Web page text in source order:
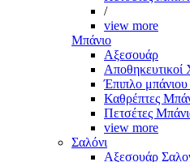
/
view more
Μπάνιο
Αξεσουάρ
Αποθηκευτικοί
Έπιπλο μπάνιου
Καθρέπτες
Πετσέτες
view more
Σαλόνι
Αξεσουάρ